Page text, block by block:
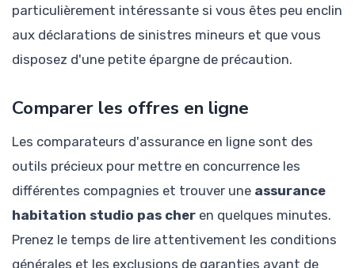
particulièrement intéressante si vous êtes peu enclin
aux déclarations de sinistres mineurs et que vous
disposez d'une petite épargne de précaution.
Comparer les offres en ligne
Les comparateurs d'assurance en ligne sont des
outils précieux pour mettre en concurrence les
différentes compagnies et trouver une assurance
habitation studio pas cher en quelques minutes.
Prenez le temps de lire attentivement les conditions
générales et les exclusions de garanties avant de